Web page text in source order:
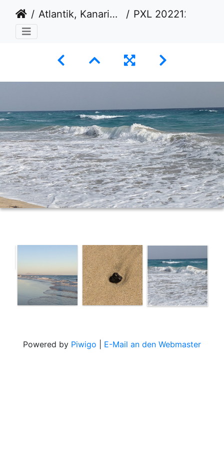
Atlantik, Kanarische Inseln PXL 20221226 142117074
Powered by Piwigo E-Mail an den Webmaster